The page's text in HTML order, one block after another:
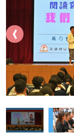
‹